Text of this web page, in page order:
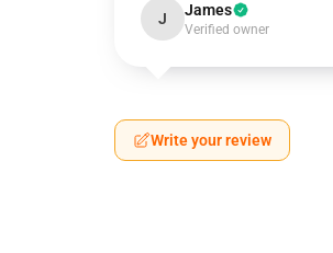
J James
Verified owner
Write your review